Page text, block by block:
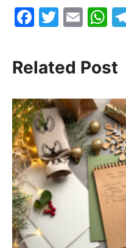
F
c
e
b
o
o
k
T
itt
er
E
ai
l
W
at
s
A
p
p
Related Post